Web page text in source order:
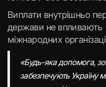
Виплати внутрішньо
держави не впливають
міжнародних
«Будь-яка допомога,
забезпечують Україну